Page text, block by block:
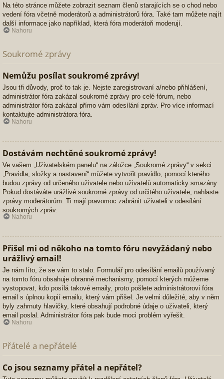
Na této stránce můžete zobrazit seznam členů starajících se o chod nebo
vedení fóra včetně moderátorů a administrátorů fóra. Také tam můžete najít
další informace jako například, která fóra moderátoři moderují.
Nahoru
Soukromé zprávy
Nemůžu posílat soukromé zprávy!
Jsou tři důvody, proč to tak je. Nejste zaregistrovaní a/nebo přihlášení,
administrátor fóra zakázal soukromé zprávy pro celé fórum, nebo
administrátor fóra zakázal přímo vám odesílání zpráv. Pro více informací
kontaktujte administrátora fóra.
Nahoru
Dostávám nechtěné soukromé zprávy!
Ve vašem „Uživatelském panelu“ na záložce „Soukromé zprávy“ v sekci
„Pravidla, složky a nastavení“ můžete vytvořit pravidlo, pomocí kterého
budou zprávy od určeného uživatele nebo uživatelů automaticky smazány.
Pokud dostáváte urážlivé soukromé zprávy od určitého uživatele, nahlaste
zprávy moderátorům. Ti mají pravomoc zabránit uživateli v odesílání
soukromých zpráv.
Nahoru
Přišel mi od někoho na tomto fóru nevyžádaný nebo
urážlivý email!
Je nám líto, že se vám to stalo. Formulář pro odesílání emailů používaný
na tomto fóru obsahuje obranné mechanismy, pomocí kterých můžeme
vystopovat, kdo posílá takové emaily, proto pošlete administrátorovi fóra
email s úplnou kopií emailu, který vám přišel. Je velmi důležité, aby v něm
byly zahrnuty hlavičky, které obsahují podrobné údaje o uživateli, který
email poslal. Administrátor fóra pak bude moci problém vyřešit.
Nahoru
Přátelé a nepřátelé
Co jsou seznamy přátel a nepřátel?